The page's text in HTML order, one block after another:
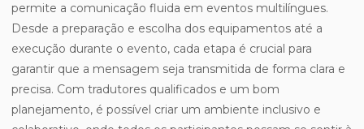
permite a comunicação fluida em eventos multilíngues.
Desde a preparação e escolha dos equipamentos até a
execução durante o evento, cada etapa é crucial para
garantir que a mensagem seja transmitida de forma clara e
precisa. Com tradutores qualificados e um bom
planejamento, é possível criar um ambiente inclusivo e